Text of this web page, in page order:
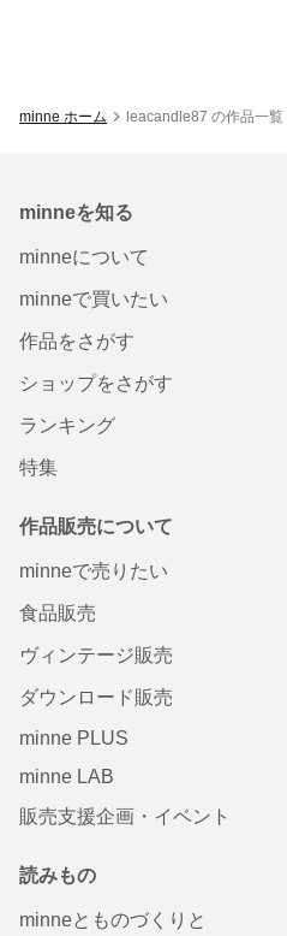
minne ホーム leacandle87 の作品一覧
minneを知る
minneについて
minneで買いたい
作品をさがす
ショップをさがす
ランキング
特集
作品販売について
minneで売りたい
食品販売
ヴィンテージ販売
ダウンロード販売
minne PLUS
minne LAB
販売支援企画・イベント
読みもの
minneとものづくりと